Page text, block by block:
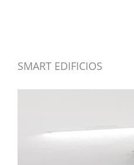
SMART EDIFICIOS